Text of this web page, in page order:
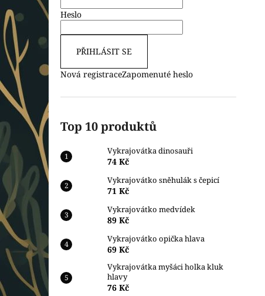
Heslo
PŘIHLÁSIT SE
Nová registraceZapomenuté heslo
Top 10 produktů
Vykrajovátka dinosauři
74 Kč
Vykrajovátko sněhulák s čepicí
71 Kč
Vykrajovátko medvídek
89 Kč
Vykrajovátko opička hlava
69 Kč
Vykrajovátka myšáci holka kluk
hlavy
76 Kč